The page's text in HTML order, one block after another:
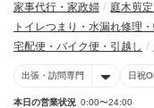
家事代行・家政婦
庭木剪
トイレつまり・水漏れ修理
宅配便・バイク便・引越し
出張・訪問専門 日祝
本日の営業状況 0:00〜24:00